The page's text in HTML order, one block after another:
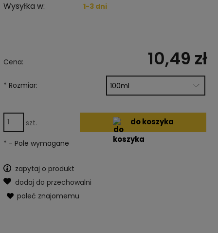
Wysyłka w: 1-3 dni
Cena: 10,49 zł
* Rozmiar:
szt. do koszyka
* - Pole wymagane
zapytaj o produkt
dodaj do przechowalni
poleć znajomemu